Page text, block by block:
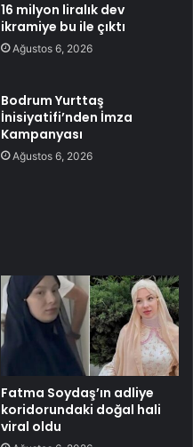
16 milyon liralık dev
ikramiye bu ile çıktı
Ağustos 6, 2026
Bodrum Yurttaş
İnisiyatifi’nden İmza
Kampanyası
Ağustos 6, 2026
Fatma Soydaş’ın adliye
koridorundaki doğal hali
viral oldu